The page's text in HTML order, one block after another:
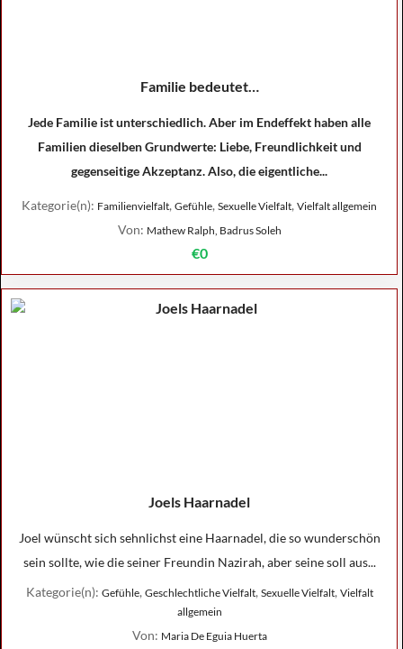
Familie bedeutet…
Jede Familie ist unterschiedlich. Aber im Endeffekt haben alle
Familien dieselben Grundwerte: Liebe, Freundlichkeit und
gegenseitige Akzeptanz. Also, die eigentliche...
Kategorie(n): Familienvielfalt, Gefühle, Sexuelle Vielfalt, Vielfalt allgemein
Von: Mathew Ralph, Badrus Soleh
€0
Joels Haarnadel
Joel wünscht sich sehnlichst eine Haarnadel, die so wunderschön
sein sollte, wie die seiner Freundin Nazirah, aber seine soll aus...
Kategorie(n): Gefühle, Geschlechtliche Vielfalt, Sexuelle Vielfalt, Vielfalt
allgemein
Von: Maria De Eguia Huerta